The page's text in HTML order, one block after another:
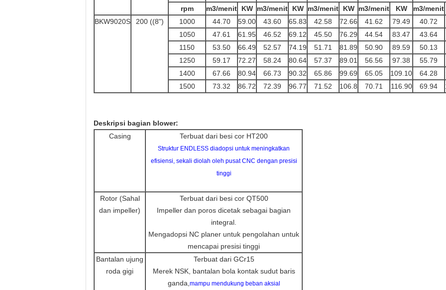
rpm
m3/menit KW m3/menit KW m3/menit KW m3/menit KW m3/menit
BKW9020S
200 ((8") 1000 44.70 59.00 43.60 65.83 42.58 72.66 41.62 79.49 40.72
1050
47.61 61.95 46.52 69.12 45.50 76.29 44.54 83.47 43.64
1150
53.50 66.49 52.57 74.19 51.71 81.89 50.90 89.59 50.13
1250
59.17 72.27 58.24 80.64 57.37 89.01 56.56 97.38 55.79
1400
67.66 80.94 66.73 90.32 65.86 99.69 65.05 109.10 64.28
1500
73.32 86.72 72.39 96.77 71.52 106.8 70.71 116.90 69.94
Deskripsi bagian blower:
Casing
Terbuat dari besi cor HT200
Struktur ENDLESS diadopsi untuk meningkatkan
efisiensi, sekali diolah oleh pusat CNC dengan presisi
tinggi
Rotor (Sahal
dan impeller)
Terbuat dari besi cor QT500
Impeller dan poros dicetak sebagai bagian
integral.
Mengadopsi NC planer untuk pengolahan untuk
mencapai presisi tinggi
Bantalan ujung
roda gigi
Terbuat dari GCr15
Merek NSK, bantalan bola kontak sudut baris
ganda, mampu mendukung beban aksial